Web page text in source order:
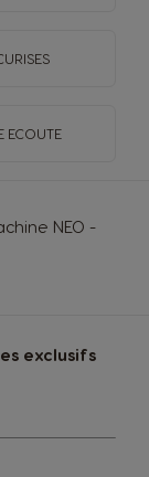
ECOUTE
NEO -
exclusifs